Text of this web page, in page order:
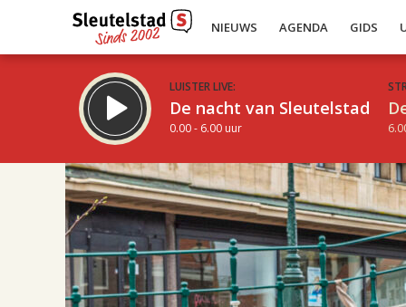
NIEUWS AGENDA GIDS
LUISTER LIVE:
De nacht van Sleutelstad
0.00 - 6.00 uur
17.00
Inklappen